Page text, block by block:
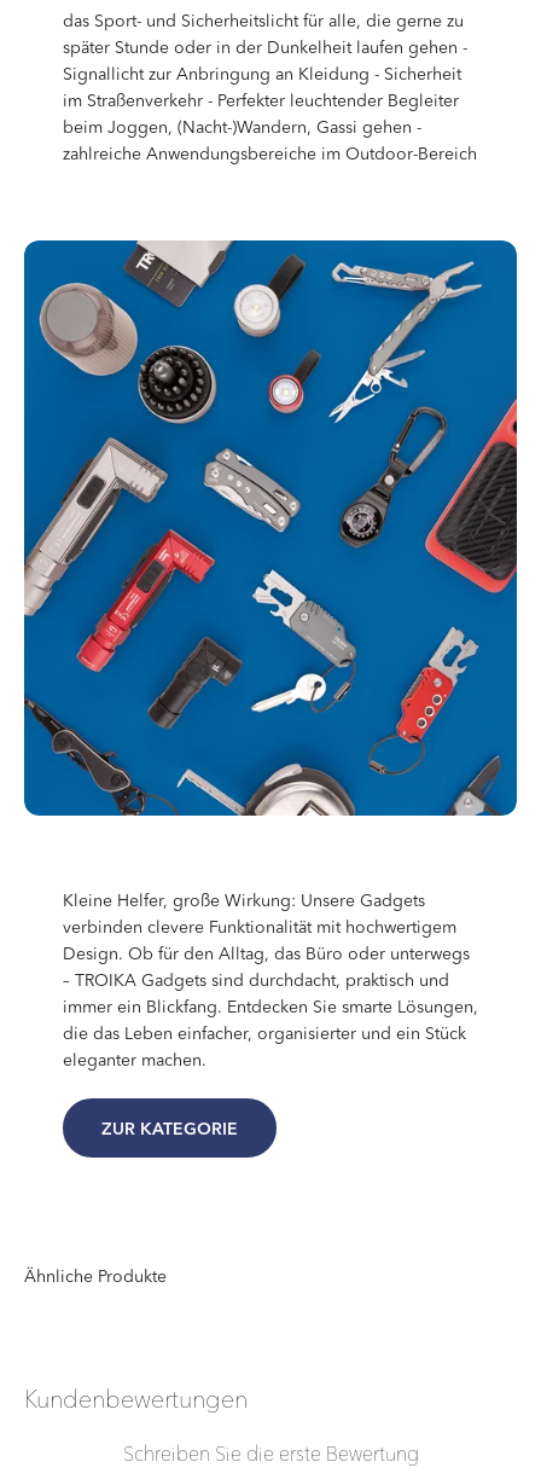
das Sport- und Sicherheitslicht für alle, die gerne zu
später Stunde oder in der Dunkelheit laufen gehen -
Signallicht zur Anbringung an Kleidung - Sicherheit
im Straßenverkehr - Perfekter leuchtender Begleiter
beim Joggen, (Nacht-)Wandern, Gassi gehen -
zahlreiche Anwendungsbereiche im Outdoor-Bereich
Kleine Helfer, große Wirkung: Unsere Gadgets
verbinden clevere Funktionalität mit hochwertigem
Design. Ob für den Alltag, das Büro oder unterwegs
– TROIKA Gadgets sind durchdacht, praktisch und
immer ein Blickfang. Entdecken Sie smarte Lösungen,
die das Leben einfacher, organisierter und ein Stück
eleganter machen.
ZUR KATEGORIE
Kundenbewertungen
Schreiben Sie die erste Bewertung